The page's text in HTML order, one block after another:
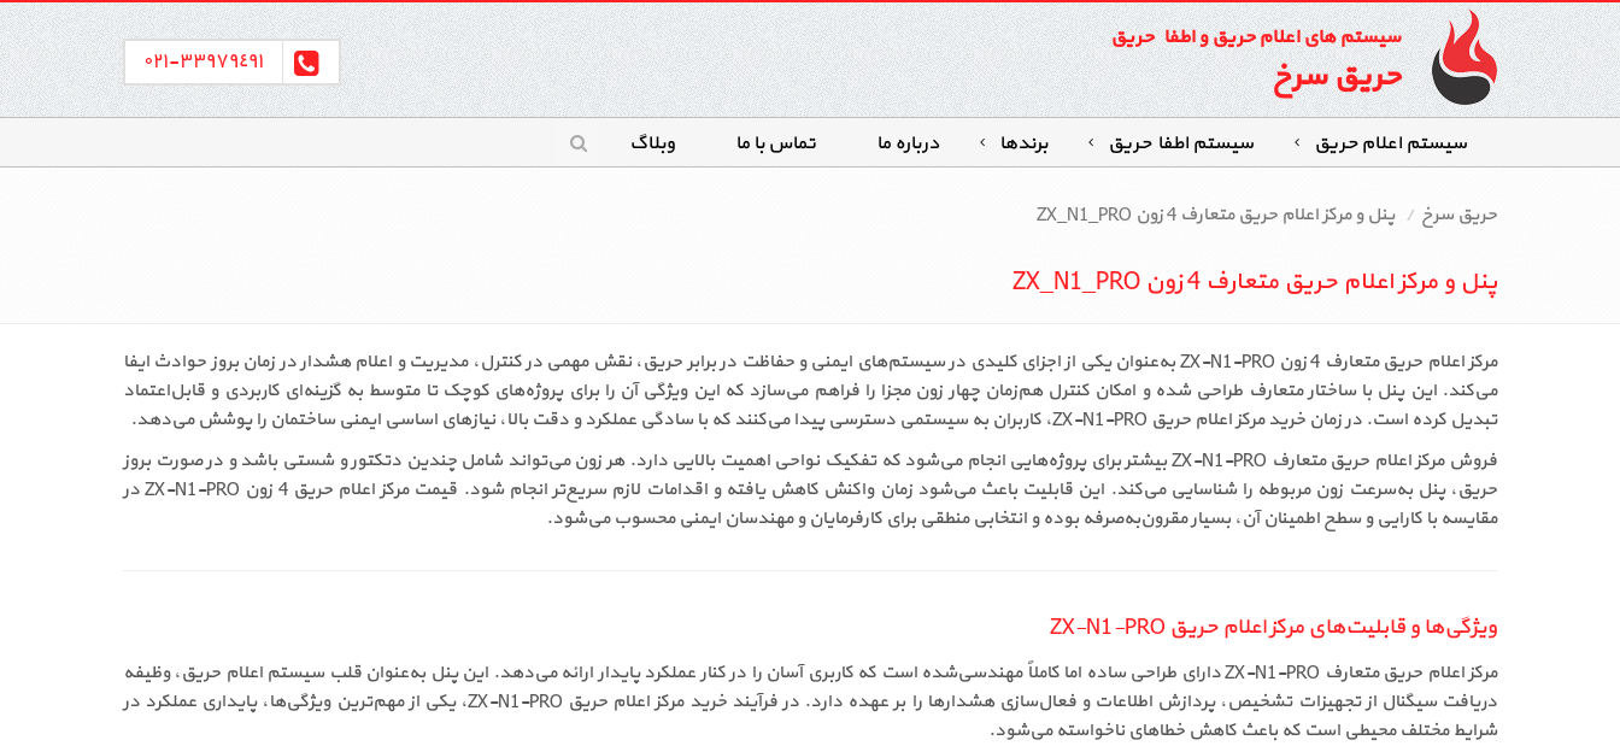
سیستم های اعلام حریق و اطفاء حریق
حریق سرخ ٣٣٩٧٩٤٩١-٠٢١
سیستم اعلام حریق سیستم اطفاءحریق برندها درباره ما تماس با ما وبلاگ
حریق سرخ پنل و مرکز اعلام حریق متعارف 4 زون ZX_N1_PRO
پنل و مرکز اعلام حریق متعارف 4 زون ZX_N1_PRO
مرکز اعلام حریق متعارف 4 زون ZX-N1-PRO به‌عنوان یکی از اجزای کلیدی در سیستم‌های ایمنی و حفاظت در برابر حریق، نقش مهمی در کنترل، مدیریت و اعلام هشدار در زمان بروز حوادث ایفا
می‌کند. این پنل با ساختار متعارف طراحی شده و امکان کنترل هم‌زمان چهار زون مجزا را فراهم می‌سازد که این ویژگی آن را برای پروژه‌های کوچک تا متوسط به گزینه‌ای کاربردی و قابل‌اعتماد
تبدیل کرده است. در زمان خرید مرکز اعلام حریق ZX-N1-PRO، کاربران به سیستمی دسترسی پیدا می‌کنند که با سادگی عملکرد و دقت بالا، نیازهای اساسی ایمنی ساختمان را پوشش می‌دهد.
فروش مرکز اعلام حریق متعارف ZX-N1-PRO بیشتر برای پروژه‌هایی انجام می‌شود که تفکیک نواحی اهمیت بالایی دارد. هر زون می‌تواند شامل چندین دتکتور و شستی باشد و در صورت بروز
حریق، پنل به‌سرعت زون مربوطه را شناسایی می‌کند. این قابلیت باعث می‌شود زمان واکنش کاهش یافته و اقدامات لازم سریع‌تر انجام شود. قیمت مرکز اعلام حریق 4 زون ZX-N1-PRO در
مقایسه با کارایی و سطح اطمینان آن، بسیار مقرون‌به‌صرفه بوده و انتخابی منطقی برای کارفرمایان و مهندسان ایمنی محسوب می‌شود.
ویژگی‌ها و قابلیت‌های مرکز اعلام حریق ZX-N1-PRO
مرکز اعلام حریق متعارف ZX-N1-PRO دارای طراحی ساده اما کاملاً مهندسی‌شده است که کاربری آسان را در کنار عملکرد پایدار ارائه می‌دهد. این پنل به‌عنوان قلب سیستم اعلام حریق، وظیفه
دریافت سیگنال از تجهیزات تشخیص، پردازش اطلاعات و فعال‌سازی هشدارها را بر عهده دارد. در فرآیند خرید مرکز اعلام حریق ZX-N1-PRO، یکی از مهم‌ترین ویژگی‌ها، پایداری عملکرد در
شرایط مختلف محیطی است که باعث کاهش خطاهای ناخواسته می‌شود.